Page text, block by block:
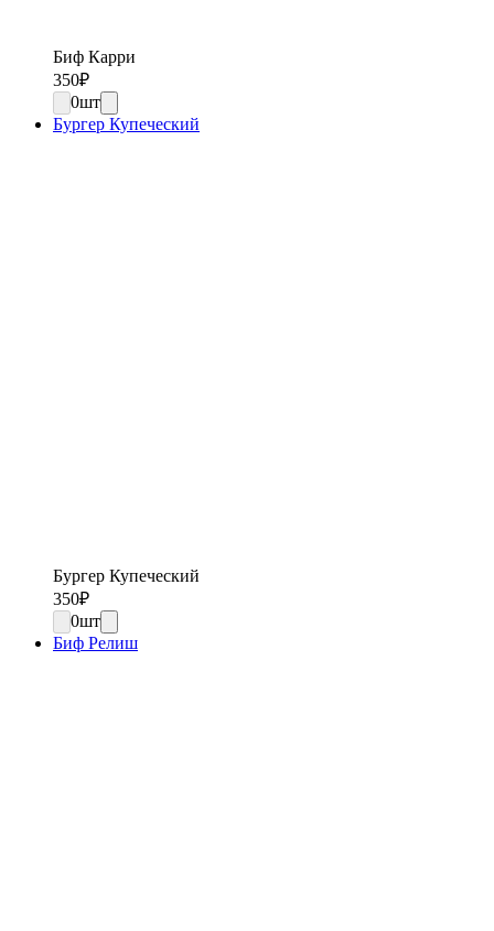
Биф Карри
350₽
0шт
Бургер Купеческий
Бургер Купеческий
350₽
0шт
Биф Релиш